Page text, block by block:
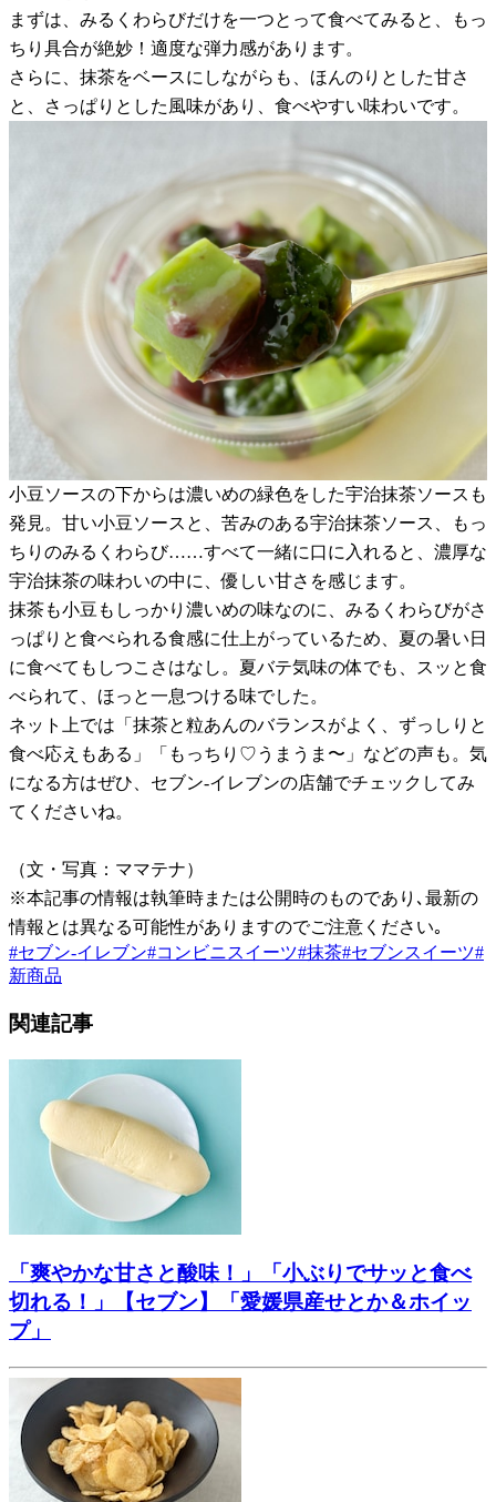
まずは、みるくわらびだけを一つとって食べてみると、もっ
ちり具合が絶妙！適度な弾力感があります。
さらに、抹茶をベースにしながらも、ほんのりとした甘さ
と、さっぱりとした風味があり、食べやすい味わいです。
小豆ソースの下からは濃いめの緑色をした宇治抹茶ソースも
発見。甘い小豆ソースと、苦みのある宇治抹茶ソース、もっ
ちりのみるくわらび……すべて一緒に口に入れると、濃厚な
宇治抹茶の味わいの中に、優しい甘さを感じます。
抹茶も小豆もしっかり濃いめの味なのに、みるくわらびがさ
っぱりと食べられる食感に仕上がっているため、夏の暑い日
に食べてもしつこさはなし。夏バテ気味の体でも、スッと食
べられて、ほっと一息つける味でした。
ネット上では「抹茶と粒あんのバランスがよく、ずっしりと
食べ応えもある」「もっちり♡うまうま〜」などの声も。気
になる方はぜひ、セブン-イレブンの店舗でチェックしてみ
てくださいね。
（文・写真：ママテナ）
※本記事の情報は執筆時または公開時のものであり､最新の
情報とは異なる可能性がありますのでご注意ください｡
#セブン-イレブン#コンビニスイーツ#抹茶#セブンスイーツ#
新商品
関連記事
「爽やかな甘さと酸味！」「小ぶりでサッと食べ
切れる！」【セブン】「愛媛県産せとか＆ホイッ
プ」